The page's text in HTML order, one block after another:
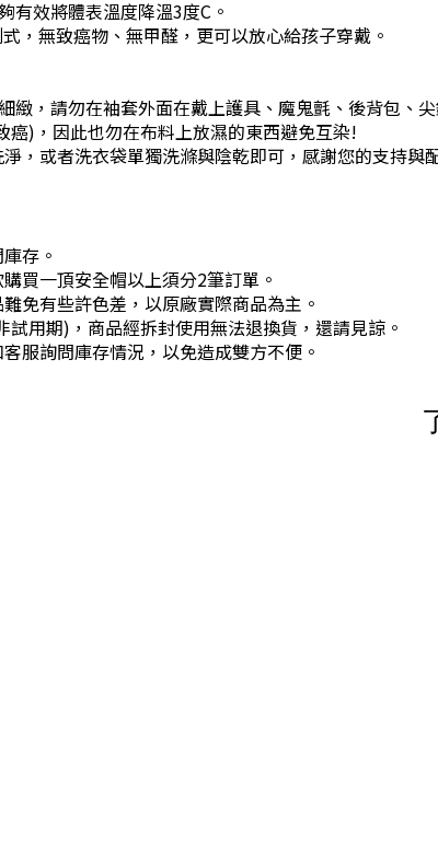
有效將體表溫度降溫3度C。
，無致癌物、無甲醛，更可以放心給孩子穿戴。
緻，請勿在袖套外面在戴上護具、魔鬼氈、後背包
癌)，因此也勿在布料上放濕的東西避免互染!
，或者洗衣袋單獨洗滌與陰乾即可，感謝您的支持與
存。
買一頂安全帽以上須分2筆訂單。
免有些許色差，以原廠實際商品為主。
試用期)，商品經拆封使用無法退換貨，還請見諒。
服詢問庫存情況，以免造成雙方不便。